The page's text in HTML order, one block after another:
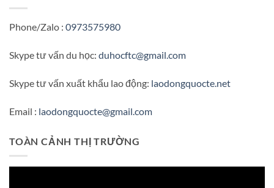
Phone/Zalo : 0973575980
Skype tư vấn du học: duhocftc@gmail.com
Skype tư vấn xuất khẩu lao động: laodongquocte.net
Email : laodongquocte@gmail.com
TOÀN CẢNH THỊ TRƯỜNG